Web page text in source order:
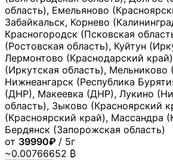
область), Емельяново
Забайкальск, Корнево
Красногородск (Псковская
(Ростовская область), Куйтун
Лермонтово (Краснодарский
(Иркутская область), Мельниково
Нижнеангарск (Республика
(ДНР), Макеевка (ДНР), Лукино
область), Зыково (Красноярский
(Красноярский край), Массандра
Бердянск (Запорожская область)
от 39990₽ / 5г
~0.00766652 ₿